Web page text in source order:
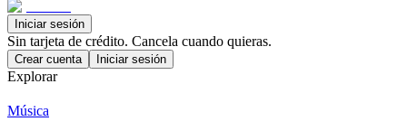
Iniciar sesión
Sin tarjeta de crédito. Cancela cuando quieras.
Crear cuenta Iniciar sesión
Explorar
Música